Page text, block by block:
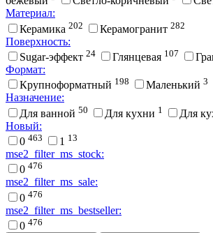
Материал:
Керамика 202 Керамогранит 282
Поверхность:
Sugar-эффект 24 Глянцевая 107
Формат:
Крупноформатный 198 Маленький 3
Назначение:
Для ванной 50 Для кухни 1 Для
Новый:
0 463 1 13
mse2_filter_ms_stock:
0 476
mse2_filter_ms_sale:
0 476
mse2_filter_ms_bestseller:
0 476